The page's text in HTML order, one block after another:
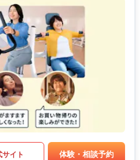
サイト 体験・相談予約